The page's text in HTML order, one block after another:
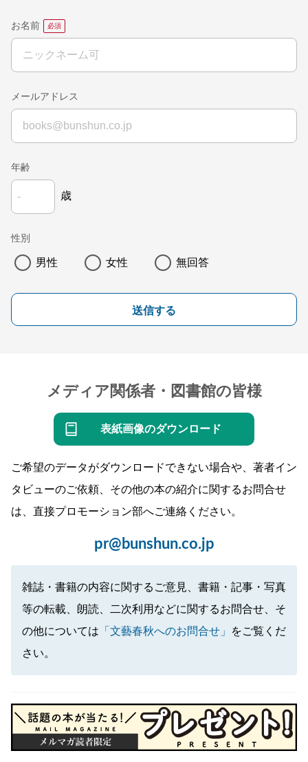
お名前
メールアドレス
年齢
歳
性別
男性 女性 無回答
送信する
メディア関係者・図書館の皆様
表紙画像のダウンロード
ご希望のデータがダウンロードできない場合や、著者イン
タビューのご依頼、その他の本の紹介に関するお問合せ
は、直接プロモーション部へご連絡ください。
pr@bunshun.co.jp
雑誌・書籍の内容に関するご意見、書籍・記事・写真
等の転載、朗読、二次利用などに関するお問合せ、そ
の他については 「文藝春秋へのお問合せ」
をご覧くだ
さい。